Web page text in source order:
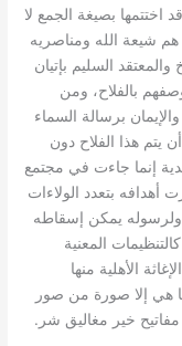
اختتمها بصيغة الجمع لا
شيعة الله ومناصريه
السليم بإتيان
بالفلاح، ومن
برسالة السماء
يتم هذا الفلاح دون
إنما جاءت في مجتمع
أهدافه بتعدد الولاءات
ولرسوله يمكن إسقاطه
المعنية
الأهلية منها
هي إلا صورة من صور
مفاتيح خير مغاليق شر .